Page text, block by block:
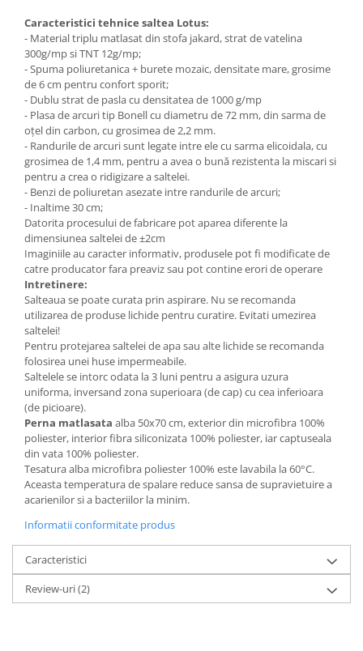
Caracteristici tehnice saltea Lotus:
- Material triplu matlasat din stofa jakard, strat de vatelina
300g/mp si TNT 12g/mp;
- Spuma poliuretanica + burete mozaic, densitate mare, grosime
de 6 cm pentru confort sporit;
- Dublu strat de pasla cu densitatea de 1000 g/mp
- Plasa de arcuri tip Bonell cu diametru de 72 mm, din sarma de
oţel din carbon, cu grosimea de 2,2 mm.
- Randurile de arcuri sunt legate intre ele cu sarma elicoidala, cu
grosimea de 1,4 mm, pentru a avea o bună rezistenta la miscari si
pentru a crea o ridigizare a saltelei.
- Benzi de poliuretan asezate intre randurile de arcuri;
- Inaltime 30 cm;
Datorita procesului de fabricare pot aparea diferente la
dimensiunea saltelei de ±2cm
Imaginiile au caracter informativ, produsele pot fi modificate de
catre producator fara preaviz sau pot contine erori de operare
Intretinere:
Salteaua se poate curata prin aspirare. Nu se recomanda
utilizarea de produse lichide pentru curatire. Evitati umezirea
saltelei!
Pentru protejarea saltelei de apa sau alte lichide se recomanda
folosirea unei huse impermeabile.
Saltelele se intorc odata la 3 luni pentru a asigura uzura
uniforma, inversand zona superioara (de cap) cu cea inferioara
(de picioare).
Perna matlasata alba 50x70 cm, exterior din microfibra 100%
poliester, interior fibra siliconizata 100% poliester, iar captuseala
din vata 100% poliester.
Tesatura alba microfibra poliester 100% este lavabila la 60°C.
Aceasta temperatura de spalare reduce sansa de supravietuire a
acarienilor si a bacteriilor la minim.
Informatii conformitate produs
Caracteristici
Review-uri(2)